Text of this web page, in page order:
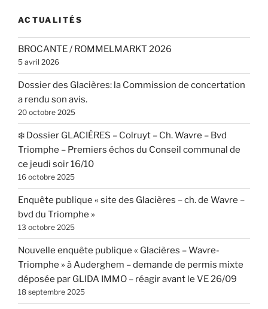
ACTUALITÉS
BROCANTE / ROMMELMARKT 2026
5 avril 2026
Dossier des Glacières: la Commission de concertation
a rendu son avis.
20 octobre 2025
❄️ Dossier GLACIÈRES – Colruyt – Ch. Wavre – Bvd
Triomphe – Premiers échos du Conseil communal de
ce jeudi soir 16/10
16 octobre 2025
Enquête publique « site des Glacières – ch. de Wavre –
bvd du Triomphe »
13 octobre 2025
Nouvelle enquête publique « Glacières – Wavre-
Triomphe » à Auderghem – demande de permis mixte
déposée par GLIDA IMMO – réagir avant le VE 26/09
18 septembre 2025